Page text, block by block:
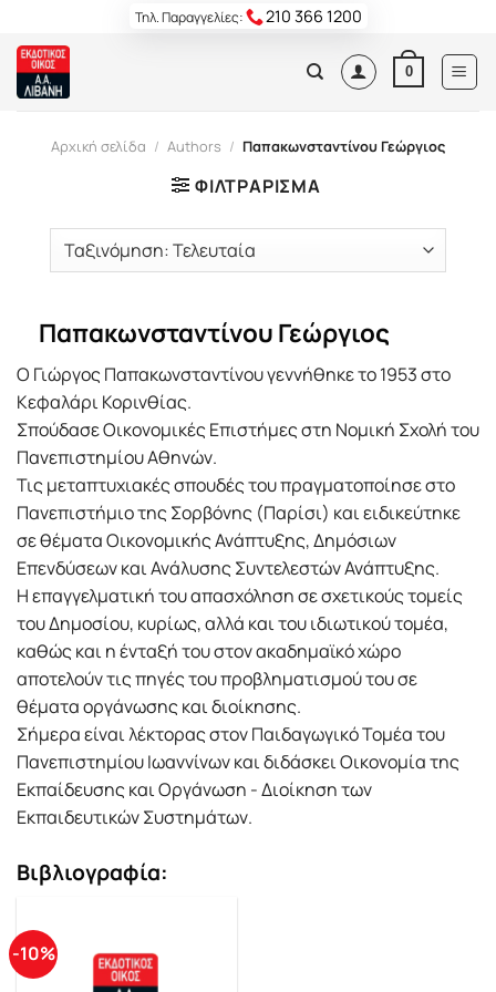
content
Τηλ. Παραγγελίες: 210 366 1200
0
Αρχική σελίδα / Authors / Παπακωνσταντίνου Γεώργιος
ΦΙΛΤΡΆΡΙΣΜΑ
Παπακωνσταντίνου Γεώργιος
Ο Γιώργος Παπακωνσταντίνου γεννήθηκε το 1953 στο
Κεφαλάρι Κορινθίας.
Σπούδασε Οικονομικές Επιστήμες στη Νομική Σχολή του
Πανεπιστημίου Αθηνών.
Τις μεταπτυχιακές σπουδές του πραγματοποίησε στο
Πανεπιστήμιο της Σορβόνης (Παρίσι) και ειδικεύτηκε
σε θέματα Οικονομικής Ανάπτυξης, Δημόσιων
Επενδύσεων και Ανάλυσης Συντελεστών Ανάπτυξης.
Η επαγγελματική του απασχόληση σε σχετικούς τομείς
του Δημοσίου, κυρίως, αλλά και του ιδιωτικού τομέα,
καθώς και η ένταξή του στον ακαδημαϊκό χώρο
αποτελούν τις πηγές του προβληματισμού του σε
θέματα οργάνωσης και διοίκησης.
Σήμερα είναι λέκτορας στον Παιδαγωγικό Τομέα του
Πανεπιστημίου Ιωαννίνων και διδάσκει Οικονομία της
Εκπαίδευσης και Οργάνωση - Διοίκηση των
Εκπαιδευτικών Συστημάτων.
Βιβλιογραφία:
-10%